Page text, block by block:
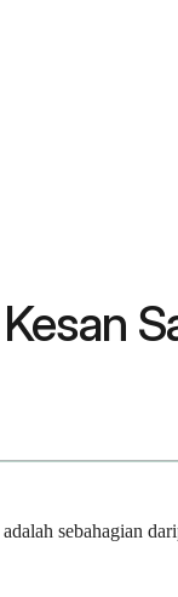
sebahagian